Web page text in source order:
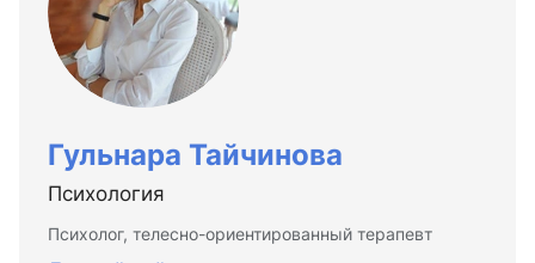
Гульнара Тайчинова
Психология
Психолог, телесно-ориентированный терапевт